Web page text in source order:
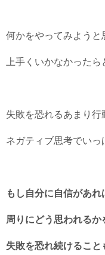
何かをやってみようと
上手くいかなかった
失敗を恐れるあまり行
ネガティブ思考でいっ
もし自分に自信があれ
周りにどう思われるか
失敗を恐れ続けること